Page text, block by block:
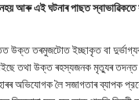
আৰু এই ঘটনাৰ পাছত স্বাভাৱিকতে
উক্ত তৰমুজটোত ইচ্ছাকৃত বা
তথা উক্ত ৰহস্যজনক মৃত্যুৰ
অভিযোগক লৈ সজাগতাৰ ব্যাপক